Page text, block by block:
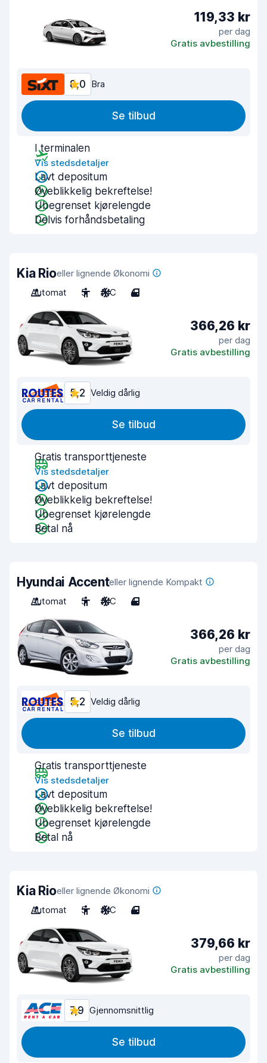
119,33 kr
per dag
Gratis avbestilling
8,0 Bra
Se tilbud
I terminalen
Vis stedsdetaljer
Lavt depositum
Øyeblikkelig bekreftelse!
Ubegrenset kjørelengde
Delvis forhåndsbetaling
Kia Rioeller lignende Økonomi
Automat
5 A/C 4
366,26 kr
per dag
Gratis avbestilling
5,2 Veldig dårlig
Se tilbud
Gratis transporttjeneste
Vis stedsdetaljer
Lavt depositum
Øyeblikkelig bekreftelse!
Ubegrenset kjørelengde
Betal nå
Hyundai Accenteller lignende Kompakt
Automat
5 A/C 4
366,26 kr
per dag
Gratis avbestilling
5,2 Veldig dårlig
Se tilbud
Gratis transporttjeneste
Vis stedsdetaljer
Lavt depositum
Øyeblikkelig bekreftelse!
Ubegrenset kjørelengde
Betal nå
Kia Rioeller lignende Økonomi
Automat
5 A/C 4
379,66 kr
per dag
Gratis avbestilling
7,9 Gjennomsnittlig
Se tilbud